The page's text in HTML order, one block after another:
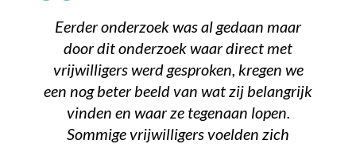
Eerder onderzoek was al gedaan maar
door dit onderzoek waar direct met
vrijwilligers werd gesproken, kregen we
een nog beter beeld van wat zij belangrijk
vinden en waar ze tegenaan lopen.
Sommige vrijwilligers voelden zich